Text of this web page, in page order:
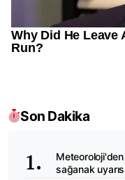
Son Dakika
sağanak